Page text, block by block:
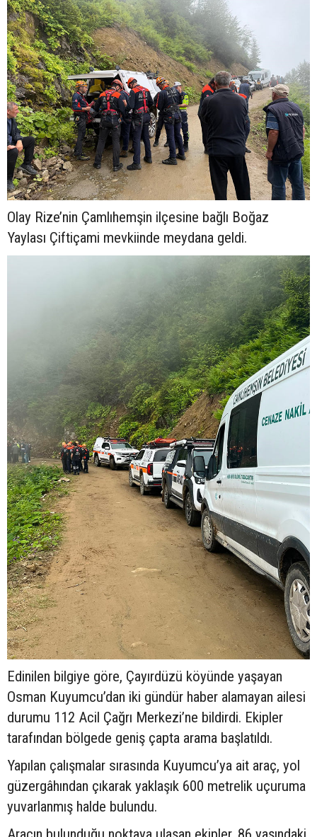
Olay Rize’nin Çamlıhemşin ilçesine bağlı Boğaz
Yaylası Çiftiçami mevkiinde meydana geldi.
Edinilen bilgiye göre, Çayırdüzü köyünde yaşayan
Osman Kuyumcu’dan iki gündür haber alamayan ailesi
durumu 112 Acil Çağrı Merkezi’ne bildirdi. Ekipler
tarafından bölgede geniş çapta arama başlatıldı.
Yapılan çalışmalar sırasında Kuyumcu’ya ait araç, yol
güzergâhından çıkarak yaklaşık 600 metrelik uçuruma
yuvarlanmış halde bulundu.